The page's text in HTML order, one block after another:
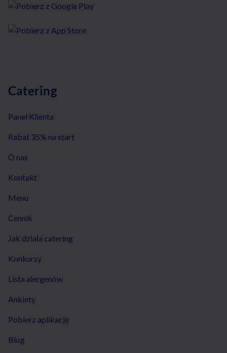
Catering
Panel Klienta
Rabat 35% na start
O nas
Kontakt
Menu
Cennik
Jak działa catering
Konkursy
Lista alergenów
Ankiety
Pobierz aplikację
Blog